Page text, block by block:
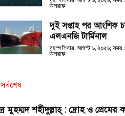
অপরাহ্ণ
দুই সপ্তাহ পর আংশিক
এলএনজি টার্মিনাল
বৃহস্পতিবার, আগস্ট ৬, ২০২৬; সময়
অপরাহ্ণ
সর্বশেষ
মুহম্মদ শহীদুল্লাহ্ : দ্রোহ ও প্রেমের